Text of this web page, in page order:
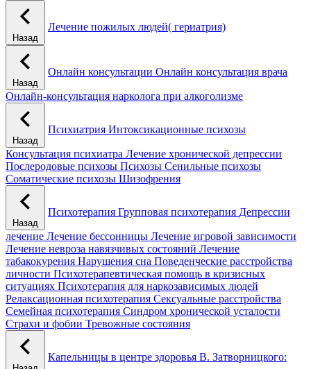
Назад
Лечение пожилых людей( гериатрия)
Назад
Онлайн консультации Онлайн консультация врача
Онлайн-консультация нарколога при алкоголизме
Назад
Психиатрия Интоксикационные психозы
Консультация психиатра Лечение хронической депрессии
Послеродовые психозы Психозы Сенильные психозы
Соматические психозы Шизофрения
Назад
Психотерапия Групповая психотерапия Депрессии
лечение Лечение бессонницы Лечение игровой зависимости
Лечение невроза навязчивых состояний Лечение
табакокурения Нарушения сна Поведенческие расстройства
личности Психотерапевтическая помощь в кризисных
ситуациях Психотерапия для наркозависимых людей
Релаксационная психотерапия Сексуальные расстройства
Семейная психотерапия Синдром хронической усталости
Страхи и фобии Тревожные состояния
Капельницы в центре здоровья В. Затворницкого: